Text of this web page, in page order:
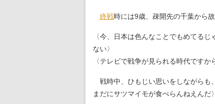
終戦時には9歳、疎開先の千葉から
〈今、日本は色んなことでもめてる
ない〉
〈テレビで戦争が見られる時代です
戦時中、ひもじい思いをしながらも
まだにサツマイモが食べらんねえんだ